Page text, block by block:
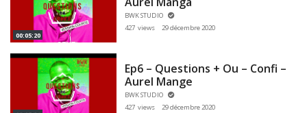
00:05:20
BWK STUDIO
427 views
29 décembre 2020
Ep6 – Questions + Ou – Confi –
Aurel Mange
BWK STUDIO
427 views
29 décembre 2020